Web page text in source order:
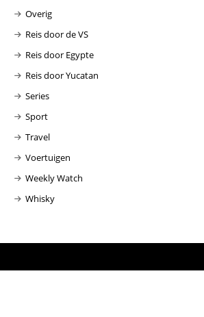
Overig
Reis door de VS
Reis door Egypte
Reis door Yucatan
Series
Sport
Travel
Voertuigen
Weekly Watch
Whisky